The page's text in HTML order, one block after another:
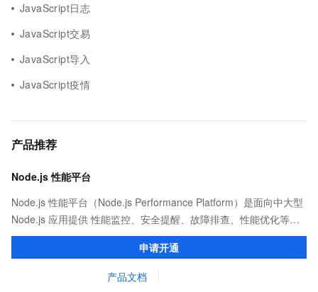
JavaScript日志
JavaScript交易
JavaScript导入
JavaScript疫情
产品推荐
Node.js 性能平台
Node.js 性能平台（Node.js Performance Platform）是面向中大型
Node.js 应用提供 性能监控、安全提醒、故障排查、性能优化等服
务的整体性解决方案。提供完善的工具链和服务，协助客户主动、
申请开通
产品文档